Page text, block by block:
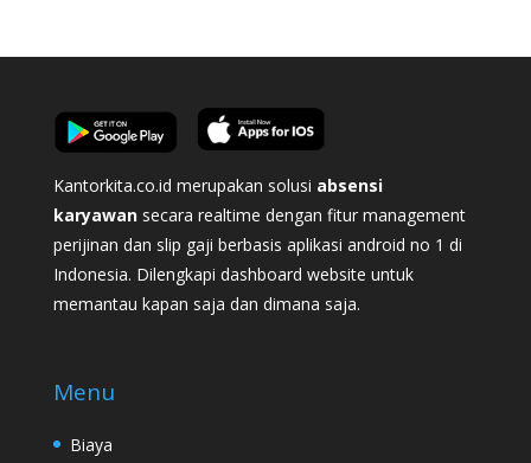
Kantorkita.co.id merupakan solusi absensi
karyawan secara realtime dengan fitur management
perijinan dan slip gaji berbasis aplikasi android no 1 di
Indonesia. Dilengkapi dashboard website untuk
memantau kapan saja dan dimana saja.
Menu
Biaya